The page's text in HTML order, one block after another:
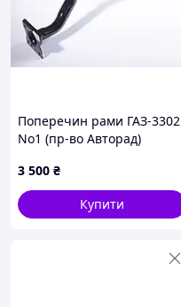
Поперечин рами ГАЗ-3302
No1 (пр-во Авторад)
3 500 ₴
Купити